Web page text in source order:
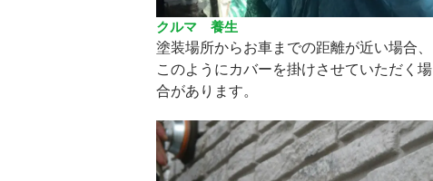
クルマ 養生
塗装場所からお車までの距離が近い場合、
このようにカバーを掛けさせていただく場
合があります。